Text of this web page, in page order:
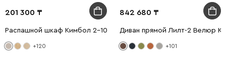
201 300
Распашной шкаф Кимбол 2-100x240 Латте
+120
842 680
Диван прямой Лилт-2 Велюр
+101